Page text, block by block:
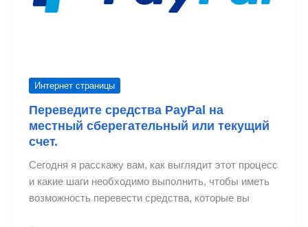
Интернет страницы
Переведите средства PayPal на
местный сберегательный или текущий
счет.
Сегодня я расскажу вам, как выглядит этот процесс
и какие шаги необходимо выполнить, чтобы иметь
возможность перевести средства, которые вы